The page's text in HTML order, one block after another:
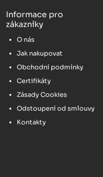
Informace pro
zákazníky
O nás
Jak nakupovat
Obchodní podmínky
Certifikáty
Zásady Cookies
Odstoupení od smlouvy
Kontakty